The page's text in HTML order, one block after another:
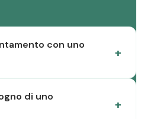
con uno
di uno